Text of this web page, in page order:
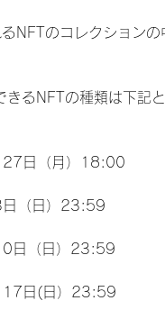
NFTのコレクション
るNFTの種類は下記と
日（月）18:00
（日）23:59
日（日）23:59
17日(日）23:59